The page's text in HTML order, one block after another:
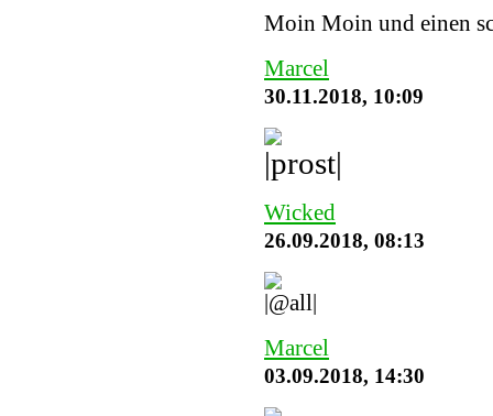
Moin Moin und einen
Marcel
30.11.2018, 10:09
Wicked
26.09.2018, 08:13
Marcel
03.09.2018, 14:30